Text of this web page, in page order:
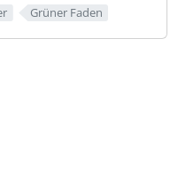
Grüner Faden